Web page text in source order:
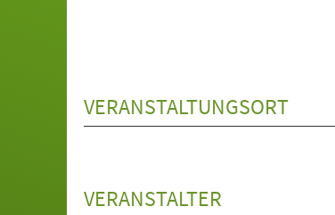
VERANSTALTUNGSORT
VERANSTALTER